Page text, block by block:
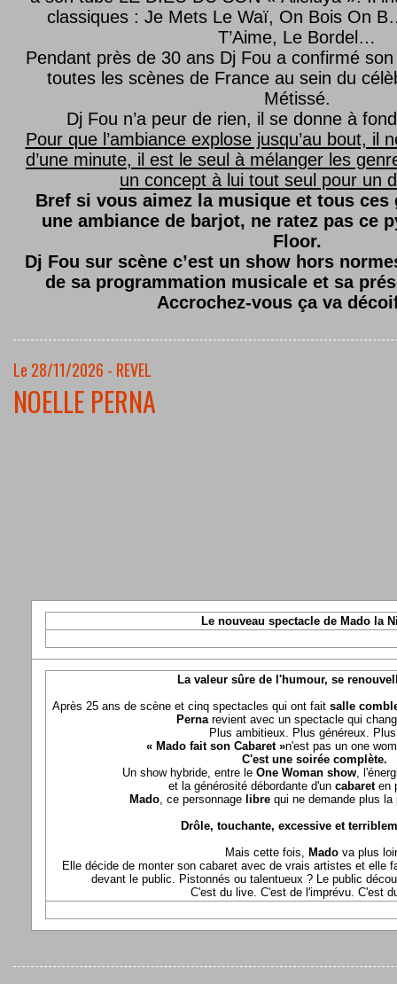
classiques : Je Mets Le Waï, On Bois On
T’Aime, Le Bordel…
Pendant près de 30 ans Dj Fou a confirmé son
toutes les scènes de France au sein du
Métissé.
Dj Fou n’a peur de rien, il se donne à
Pour que l’ambiance explose jusqu’au bout, il
d’une minute, il est le seul à mélanger les
un concept à lui tout seul pour un
Bref si vous aimez la musique et tous ces
une ambiance de barjot, ne ratez pas ce
Floor.
Dj Fou sur scène c’est un show hors
de sa programmation musicale et sa
Accrochez-vous ça va
Le 28/11/2026 - REVEL
NOELLE PERNA
Le nouveau spectacle de Mado la
La valeur sûre de l'humour, se
Après 25 ans de scène et cinq spectacles qui ont fait salle
Pernarevient avec un spectacle qui
Plus ambitieux. Plus généreux.
« Mado fait son Cabaret »n'est pas un one
C'est une soirée complète.
Un show hybride, entre le One Woman show,
et la générosité débordante d'un cabaret en
Mado, ce personnage librequi ne demande plus la
Drôle, touchante, excessive et
Mais cette fois, Mado va plus
Elle décide de monter son cabaret avec de vrais artistes et elle
devant le public. Pistonnés ou talentueux ? Le public
C'est du live. C'est de l'imprévu. C'est